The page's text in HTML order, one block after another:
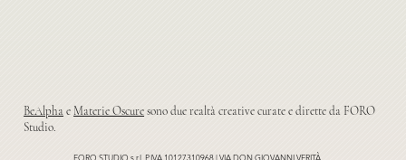
BeAlphaeMaterie Oscuresono due realtà creative curate e dirette da FORO
Studio.
FORO STUDIO s.r.l. P.IVA 10127310968 | VIA DON GIOVANNI VERITÀ